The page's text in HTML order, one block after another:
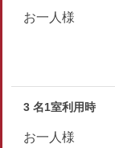
お一人様
3 名1室利用時
お一人様